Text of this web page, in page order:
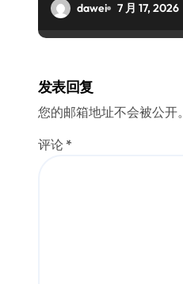
dawei 7 月 17, 2026
发表回复
您的邮箱地址不会被公开。
评论 *